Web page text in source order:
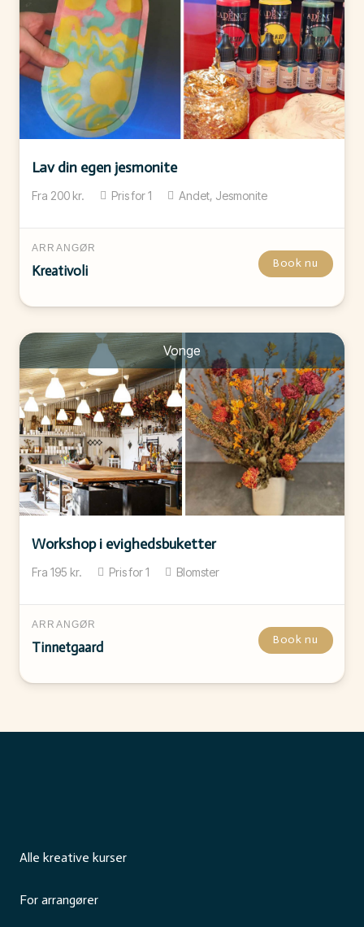
Lav din egen jesmonite
Fra 200 kr. Pris for1 Andet, Jesmonite
ARRANGØR
Kreativoli Book nu
Vonge
Workshop i evighedsbuketter
Fra 195 kr. Pris for1 Blomster
ARRANGØR
Tinnetgaard Book nu
Alle kreative kurser
For arrangører